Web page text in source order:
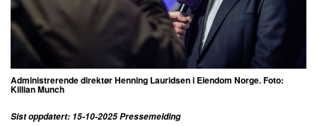
Administrerende direktør Henning Lauridsen i Eiendom Norge. Foto:
Killian Munch
Sist oppdatert: 15-10-2025 Pressemelding